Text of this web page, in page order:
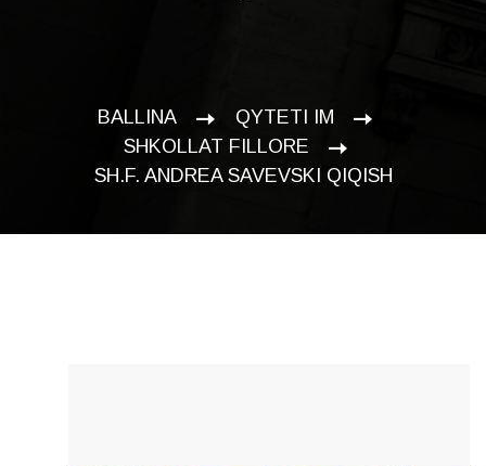
BALLINA
QYTETI IM
SHKOLLAT FILLORE
SH.F. ANDREA SAVEVSKI QIQISH